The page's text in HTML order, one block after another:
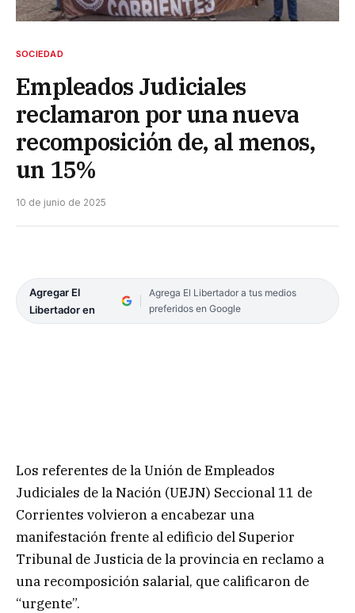
SOCIEDAD
Empleados Judiciales
reclamaron por una nueva
recomposición de, al menos,
un 15%
10 de junio de 2025
Agregar El
Libertador en
Agrega El Libertador a tus medios
preferidos en Google
Los referentes de la Unión de Empleados
Judiciales de la Nación (UEJN) Seccional 11 de
Corrientes volvieron a encabezar una
manifestación frente al edificio del Superior
Tribunal de Justicia de la provincia en reclamo a
una recomposición salarial, que calificaron de
“urgente”.